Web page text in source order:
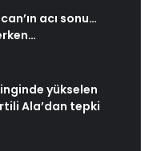
acı sonu…
yükselen
Ala’dan tepki